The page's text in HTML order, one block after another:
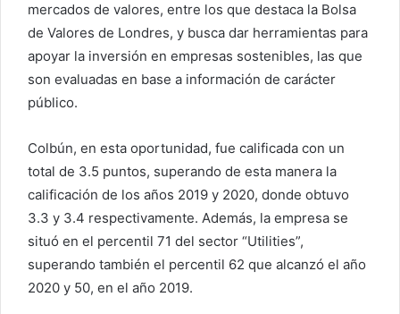
mercados de valores, entre los que destaca la Bolsa
de Valores de Londres, y busca dar herramientas para
apoyar la inversión en empresas sostenibles, las que
son evaluadas en base a información de carácter
público.
Colbún, en esta oportunidad, fue calificada con un
total de 3.5 puntos, superando de esta manera la
calificación de los años 2019 y 2020, donde obtuvo
3.3 y 3.4 respectivamente. Además, la empresa se
situó en el percentil 71 del sector “Utilities”,
superando también el percentil 62 que alcanzó el año
2020 y 50, en el año 2019.